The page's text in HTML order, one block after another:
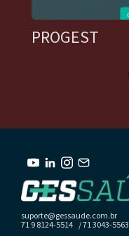
PROGEST
suporte@gessaude.com.br
71 9 8124-5514 / 71 3043-5563